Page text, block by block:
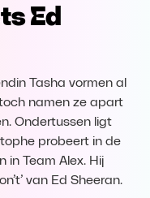
Download
Ed
Tasha vormen al
namen ze apart
Ondertussen ligt
probeert in de
in Team Alex. Hij
van Ed Sheeran.